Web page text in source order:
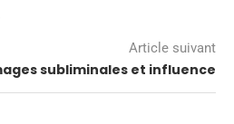
Article suivant
subliminales et influence